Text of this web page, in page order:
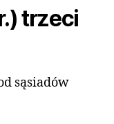
trzeci
sąsiadów